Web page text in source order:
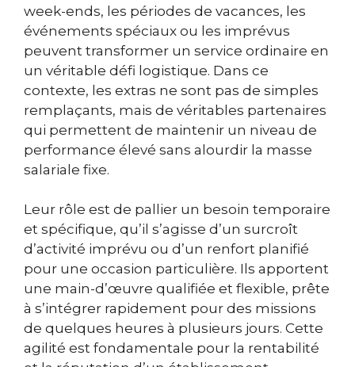
week-ends, les périodes de vacances, les
événements spéciaux ou les imprévus
peuvent transformer un service ordinaire en
un véritable défi logistique. Dans ce
contexte, les extras ne sont pas de simples
remplaçants, mais de véritables partenaires
qui permettent de maintenir un niveau de
performance élevé sans alourdir la masse
salariale fixe.
Leur rôle est de pallier un besoin temporaire
et spécifique, qu’il s’agisse d’un surcroît
d’activité imprévu ou d’un renfort planifié
pour une occasion particulière. Ils apportent
une main-d’œuvre qualifiée et flexible, prête
à s’intégrer rapidement pour des missions
de quelques heures à plusieurs jours. Cette
agilité est fondamentale pour la rentabilité